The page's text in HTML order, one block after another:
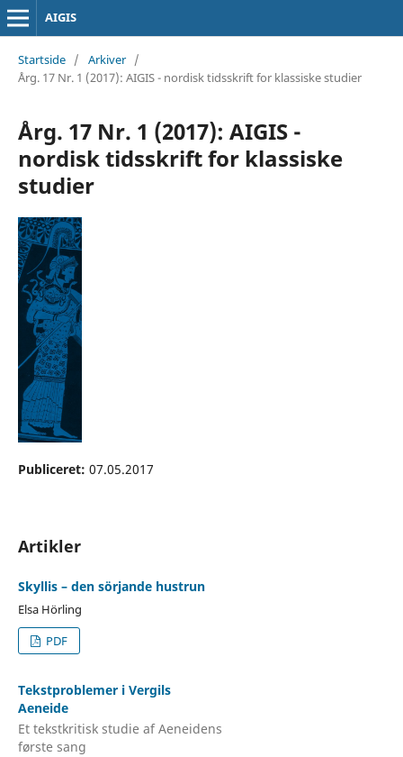
AIGIS
Startside / Arkiver /
Årg. 17 Nr. 1 (2017): AIGIS - nordisk tidsskrift for klassiske studier
Årg. 17 Nr. 1 (2017): AIGIS -
nordisk tidsskrift for klassiske
studier
Publiceret: 07.05.2017
Artikler
Skyllis – den sörjande hustrun
Elsa Hörling
PDF
Tekstproblemer i Vergils
Aeneide
Et tekstkritisk studie af Aeneidens
første sang